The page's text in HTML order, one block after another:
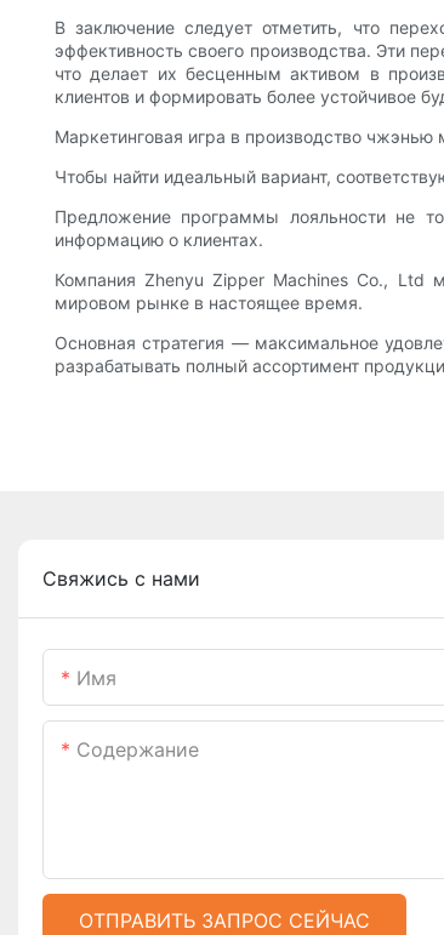
В заключение следует отметить, что
эффективность своего производства. Эти
что делает их бесценным активом в
клиентов и формировать более устойчивое
Маркетинговая игра в производство
Чтобы найти идеальный вариант,
Предложение программы лояльности не
информацию о клиентах.
Компания Zhenyu Zipper Machines Co., Ltd
мировом рынке в настоящее время.
Основная стратегия — максимальное
разрабатывать полный ассортимент
Свяжись с нами
Имя
Содержание
ОТПРАВИТЬ ЗАПРОС СЕЙЧАС